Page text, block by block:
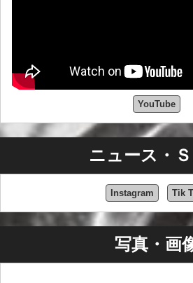
YouTube
ニュース・
Instagram Tik
写真・画